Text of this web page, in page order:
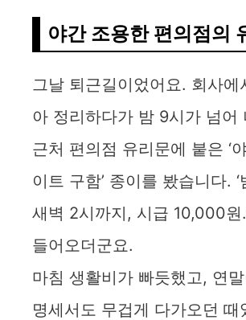
야간 조용한 편의점의
그날 퇴근길이었어요. 회사에
아 정리하다가 밤 9시가 넘어
근처 편의점 유리문에 붙은 ‘
이트 구함’ 종이를 봤습니다.
새벽 2시까지, 시급 10,000원
들어오더군요.
마침 생활비가 빠듯했고, 연
명세서도 무겁게 다가오던 때